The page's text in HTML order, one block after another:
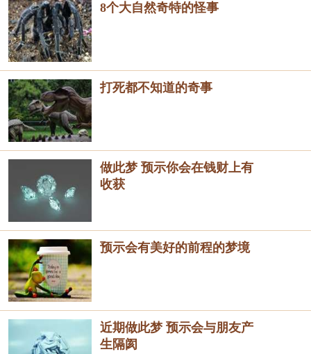
8个大自然奇特的怪事
打死都不知道的奇事
做此梦 预示你会在钱财上有
收获
预示会有美好的前程的梦境
近期做此梦 预示会与朋友产
生隔阂